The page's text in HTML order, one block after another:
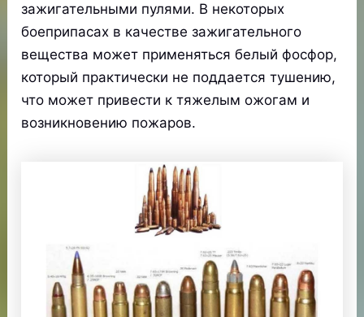
зажигательными пулями. В некоторых
боеприпасах в качестве зажигательного
вещества может применяться белый фосфор,
который практически не поддается тушению,
что может привести к тяжелым ожогам и
возникновению пожаров.